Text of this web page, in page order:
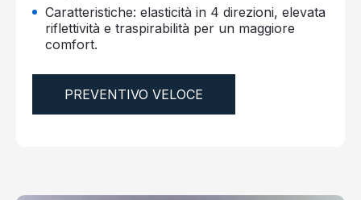
Caratteristiche: elasticità in 4 direzioni, elevata
riflettività e traspirabilità per un maggiore
comfort.
PREVENTIVO VELOCE